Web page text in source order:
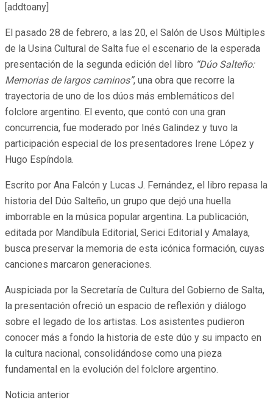
[addtoany]
El pasado 28 de febrero, a las 20, el Salón de Usos Múltiples
de la Usina Cultural de Salta fue el escenario de la esperada
presentación de la segunda edición del libro “Dúo Salteño:
Memorias de largos caminos”, una obra que recorre la
trayectoria de uno de los dúos más emblemáticos del
folclore argentino. El evento, que contó con una gran
concurrencia, fue moderado por Inés Galindez y tuvo la
participación especial de los presentadores Irene López y
Hugo Espíndola.
Escrito por Ana Falcón y Lucas J. Fernández, el libro repasa la
historia del Dúo Salteño, un grupo que dejó una huella
imborrable en la música popular argentina. La publicación,
editada por Mandíbula Editorial, Serici Editorial y Amalaya,
busca preservar la memoria de esta icónica formación, cuyas
canciones marcaron generaciones.
Auspiciada por la Secretaría de Cultura del Gobierno de Salta,
la presentación ofreció un espacio de reflexión y diálogo
sobre el legado de los artistas. Los asistentes pudieron
conocer más a fondo la historia de este dúo y su impacto en
la cultura nacional, consolidándose como una pieza
fundamental en la evolución del folclore argentino.
Noticia anterior